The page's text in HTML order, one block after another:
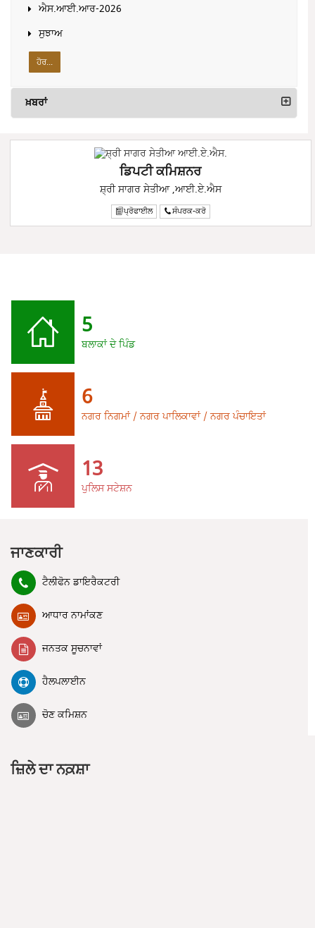
ਐਸ.ਆਈ.ਆਰ-2026
ਸੁਝਾਅ
ਹੋਰ...
ਖ਼ਬਰਾਂ
ਡਿਪਟੀ ਕਮਿਸ਼ਨਰ
ਸ਼੍ਰੀ ਸਾਗਰ ਸੇਤੀਆ ,ਆਈ.ਏ.ਐਸ
ਪ੍ਰੋਫਾਈਲ ਸੰਪਰਕ-ਕਰੋ
5
ਬਲਾਕਾਂ ਦੇ ਪਿੰਡ
6
ਨਗਰ ਨਿਗਮਾਂ / ਨਗਰ ਪਾਲਿਕਾਵਾਂ / ਨਗਰ ਪੰਚਾਇਤਾਂ
13
ਪੁਲਿਸ ਸਟੇਸ਼ਨ
ਜਾਣਕਾਰੀ
ਟੈਲੀਫੋਨ ਡਾਇਰੈਕਟਰੀ
ਆਧਾਰ ਨਾਮਾਂਕਣ
ਜਨਤਕ ਸੂਚਨਾਵਾਂ
ਹੈਲਪਲਾਈਨ
ਚੋਣ ਕਮਿਸ਼ਨ
ਜ਼ਿਲੇ ਦਾ ਨਕ਼ਸ਼ਾ